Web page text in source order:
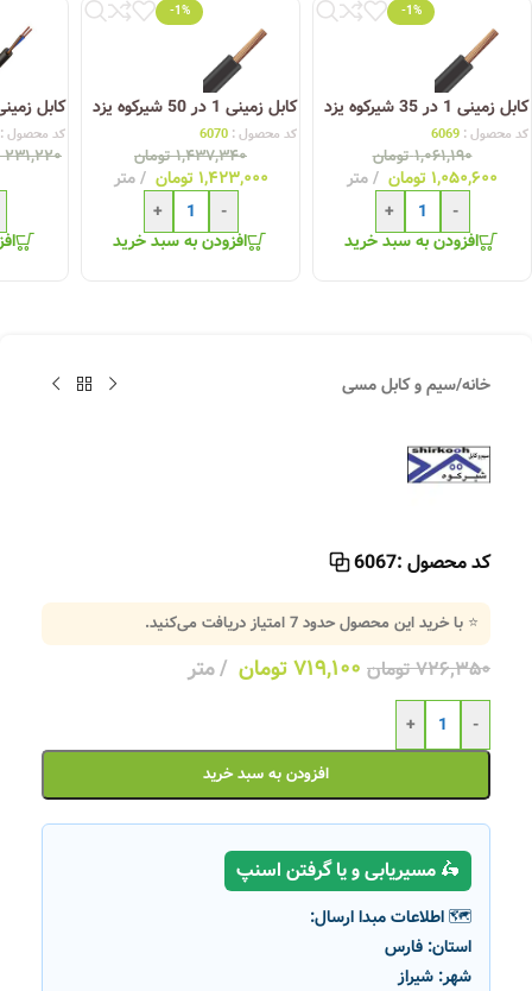
متر
خرید
-1%
کابل زمینی 1 در 50 شیرکوه یزد
۱,۴۳۷,۳۴۰
۱,۴۲۳,۰۰۰
متر
افزودن به سبد خرید
-1%
کابل زمینی 2 در 2.5 شیرکوه یزد
۲۳۱,۲۲۰ ۲۲۸,۹۰۰
افزودن به سبد خرید
خانه/سیم و کابل مسی
کد محصول :6067
⭐ با خرید این محصول حدود7امتیاز دریافت می‌کنید.
۷۲۶,۳۵۰تومان ۷۱۹,۱۰۰تومان متر
-
+
افزودن به سبد خرید
🛵 مسیریابی و یا گرفتن اسنپ
🗺️ اطلاعات مبدا ارسال:
استان: فارس
شهر: شیراز